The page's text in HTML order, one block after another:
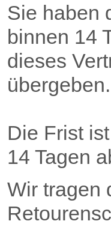
Sie haben
binnen 14
dieses
übergeben.
Die Frist
14 Tagen
Wir tragen